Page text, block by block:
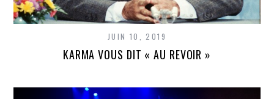
JUIN 10, 2019
KARMA VOUS DIT « AU REVOIR »